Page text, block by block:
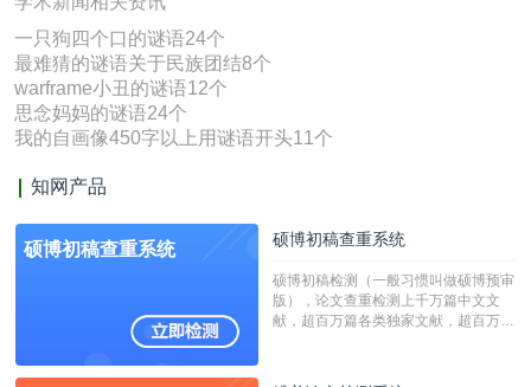
一只狗四个口的谜语24个
最难猜的谜语关于民族团结8个
warframe小丑的谜语12个
思念妈妈的谜语24个
我的自画像450字以上用谜语开头11个
知网产品
硕博初稿查重系统 硕博初稿查重系统
硕博初稿检测（一般习惯叫做硕博预审
版），论文查重检测上千万篇中文文
献，超百万篇各类独家文献，超百万港
校用来检测硕博论文的系统，检测范围